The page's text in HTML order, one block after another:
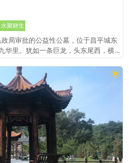
水聚财生
局审批的公益性公墓，位于昌平城东
华里。犹如一条巨龙，头东尾西，横
龙泉之水，自东向西环山流过。